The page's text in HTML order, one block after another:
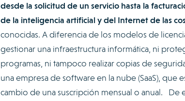
desde la solicitud de un servicio hasta la
de la inteligencia artificial y del Internet de las
conocidas. A diferencia de los modelos de
gestionar una infraestructura informática, ni
programas, ni tampoco realizar copias de
una empresa de software en la nube (SaaS), que
cambio de una suscripción mensual o anual.